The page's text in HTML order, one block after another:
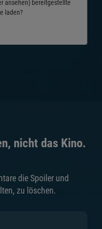
ansehen) bereitgestellte
laden?
nicht das Kino.
die Spoiler und
zu löschen.